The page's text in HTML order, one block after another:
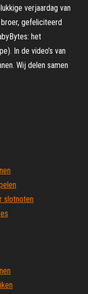
verjaardag van
gefeliciteerd
het
In de video’s van
Wij delen samen
slotnoten